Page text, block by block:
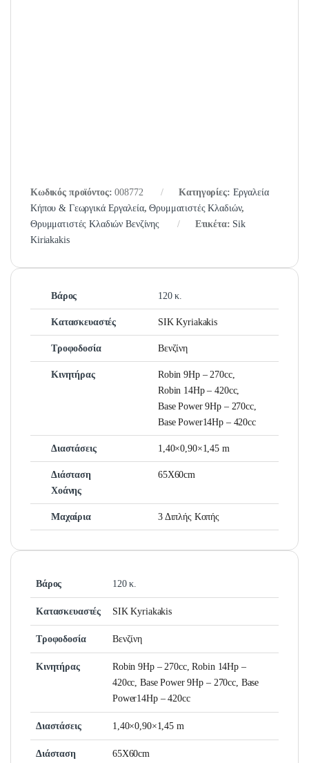
Κωδικός προϊόντος:008772 Κατηγορίες: Εργαλεία
Κήπου & Γεωργικά Εργαλεία,Θρυμματιστές Κλαδιών,
Θρυμματιστές Κλαδιών Βενζίνης
Ετικέτα: Sik
Kiriakakis
Βάρος 120 κ.
Κατασκευαστές SIK Kyriakakis
Τροφοδοσία Βενζίνη
Κινητήρας
Robin 9Hp – 270cc,
Robin 14Hp – 420cc,
Base Power 9Hp – 270cc,
Base Power14Hp – 420cc
Διαστάσεις 1,40×0,90×1,45 m
Διάσταση
Χοάνης
65Χ60cm
Μαχαίρια 3 Διπλής Κοπής
Βάρος 120 κ.
Κατασκευαστές SIK Kyriakakis
Τροφοδοσία Βενζίνη
Κινητήρας
Robin 9Hp – 270cc, Robin 14Hp –
420cc, Base Power 9Hp – 270cc, Base
Power14Hp – 420cc
Διαστάσεις 1,40×0,90×1,45 m
Διάσταση
65Χ60cm